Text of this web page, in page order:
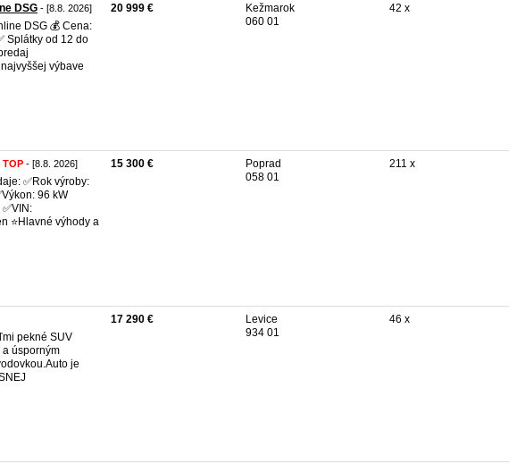
DSG - [8.8. 2026]
DSG 💰 Cena:
Splátky od 12 do
výbave
20 999 €
Kežmarok
060 01
42 x
TOP - [8.8. 2026]
✅Rok výroby:
96 kW
⭐Hlavné výhody a
15 300 €
Poprad
058 01
211 x
pekné SUV
úsporným
je
17 290 €
Levice
934 01
46 x